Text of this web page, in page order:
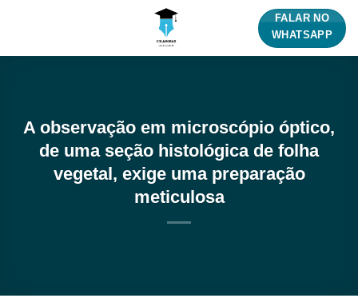
FALAR NO
WHATSAPP
A observação em microscópio óptico,
de uma seção histológica de folha
vegetal, exige uma preparação
meticulosa